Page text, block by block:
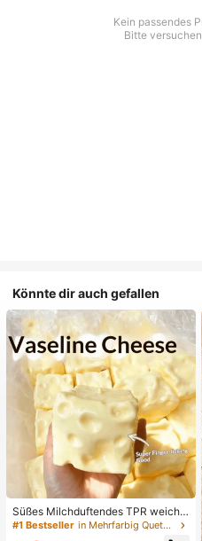
Kein passendes
Bitte
Könnte dir auch gefallen
Süßes Milchduftendes TPR weiche
s quetschbares Dumpling-förmiges
Stressabbau-Spielzeug, 5cm niedli
#1 Bestseller in Mehrfarbig Quetschspielzeug für Teenager